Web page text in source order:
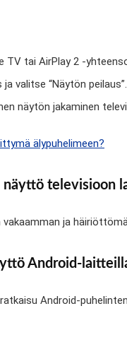
TV tai AirPlay 2 -
valitse “Näytön peilaus”.
näytön jakaminen
älypuhelimeen?
näyttö televisioon
ja
Android-
Android-